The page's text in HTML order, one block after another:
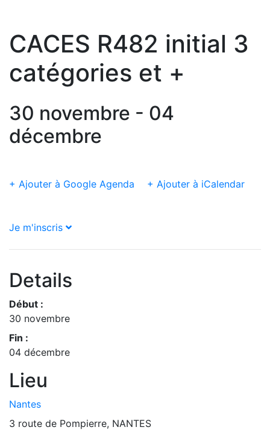
CACES R482 initial 3
catégories et +
30 novembre - 04
décembre
+ Ajouter à Google Agenda + Ajouter à iCalendar
Je m'inscris
Details
Début :
30 novembre
Fin :
04 décembre
Lieu
Nantes
3 route de Pompierre, NANTES